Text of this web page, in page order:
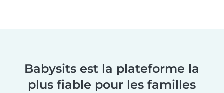
Babysits est la plateforme la
plus fiable pour les familles